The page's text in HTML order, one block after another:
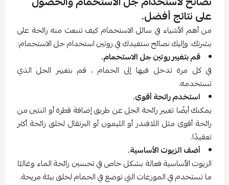
على نتائج أفضل.
من أهم الأشياء في سائل الاستحمام كيف تنبعث منه رائحة على
بشرتك. وإليك نصائح ستفيدك في روتين استخدام جل الاستحمام:
قم بتغيير روتين جل الاستحمام.
في كل مرة تدخل فيها إلى الحمام ، قم بتغيير الجل الذي
تستخدمه.
استخدم رائحة أقوى.
يمكنك أيضًا تغيير رائحة الجل عن طريق إضافة قطرة أو اثنتين من
رائحة أقوى مثل اللافندر أو الليمون أو البرتقال لخلق رائحة أكثر
تعقيدًا.
أضف الزيوت الأساسية.
الزيوت الأساسية فعالة بشكل خاص في تحسين رائحة الماء وغالبًا
ما تستخدم في الموزعات التي توضع في الحمام لخلق بيئة مريحة.